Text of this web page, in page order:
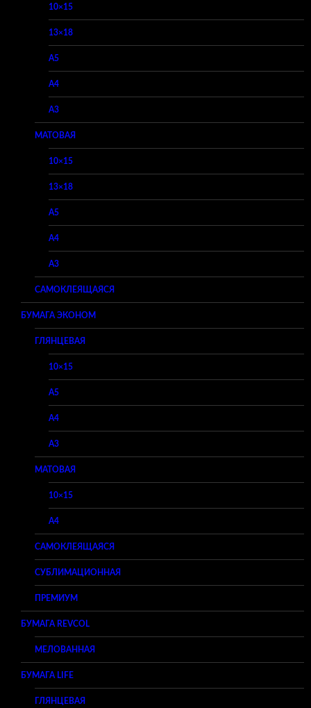
10×15
13×18
A5
A4
A3
МАТОВАЯ
10×15
13×18
A5
A4
A3
САМОКЛЕЯЩАЯСЯ
БУМАГА ЭКОНОМ
ГЛЯНЦЕВАЯ
10×15
A5
A4
A3
МАТОВАЯ
10×15
A4
САМОКЛЕЯЩАЯСЯ
СУБЛИМАЦИОННАЯ
ПРЕМИУМ
БУМАГА REVCOL
МЕЛОВАННАЯ
БУМАГА LIFE
ГЛЯНЦЕВАЯ